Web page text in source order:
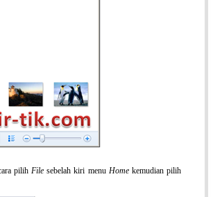
pilihFilesebelah kiri menu Homekemudian pilih